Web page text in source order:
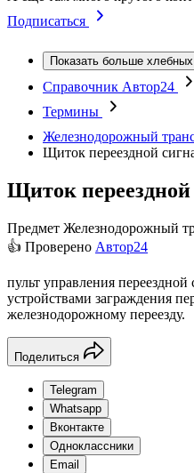
Подписаться
Показать больше
Справочник Автор24
Термины
Железнодорожный
Щиток переездной
Щиток
Предмет Железнодорожный
👍 Проверено Автор24
пульт управления
устройствами заграждения
железнодорожному переезду.
Поделиться
Telegram
Whatsapp
Вконтакте
Одноклассники
Email